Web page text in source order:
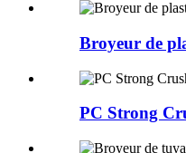
Broyeur de
PC Strong